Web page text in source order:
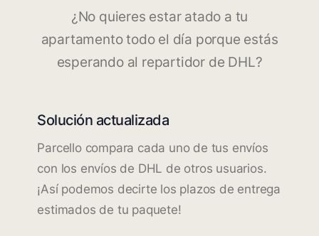
¿No quieres estar atado a tu
apartamento todo el día porque estás
esperando al repartidor de DHL?
Solución actualizada
Parcello compara cada uno de tus envíos
con los envíos de DHL de otros usuarios.
¡Así podemos decirte los plazos de entrega
estimados de tu paquete!